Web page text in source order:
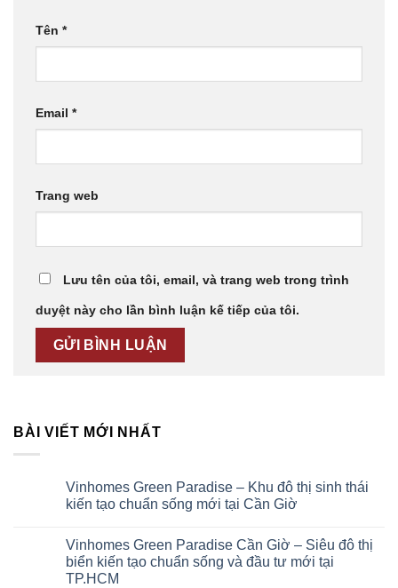
Tên *
Email *
Trang web
Lưu tên của tôi, email, và trang web trong trình
duyệt này cho lần bình luận kế tiếp của tôi.
BÀI VIẾT MỚI NHẤT
Vinhomes Green Paradise – Khu đô thị sinh thái
kiến tạo chuẩn sống mới tại Cần Giờ
Vinhomes Green Paradise Cần Giờ – Siêu đô thị
biển kiến tạo chuẩn sống và đầu tư mới tại
TP.HCM